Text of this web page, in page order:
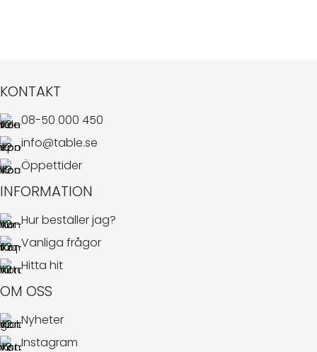
KONTAKT
08-50 000 450
info@table.se
Öppettider
INFORMATION
Hur beställer jag?
Vanliga frågor
Hitta hit
OM OSS
Nyheter
Instagram